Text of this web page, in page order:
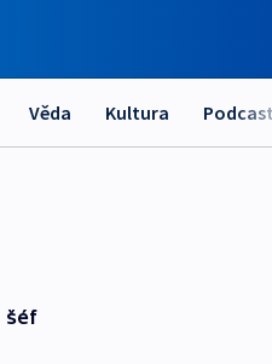
Věda Kultura
šéf